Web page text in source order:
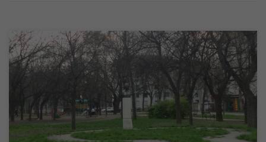
Због квара на уличној водоводној мрежи дошло је до прекида
водоснабдевања у градском насељу Руже Шулман. Одмах по
пријави квара екипе ЈКП „Водовод и канализација“ изашле су
на терен и уз помоћ механизације раде на отклањању квара.
Процене са терена су да ће квар бити отклоњен, уколико не
дође до […]